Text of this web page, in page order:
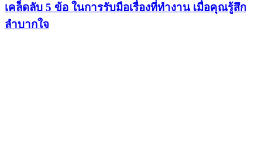
เคล็ดลับ 5 ข้อ ในการรับมือเรื่องที่ทำงาน เมื่อคุณรู้สึก
ลำบากใจ